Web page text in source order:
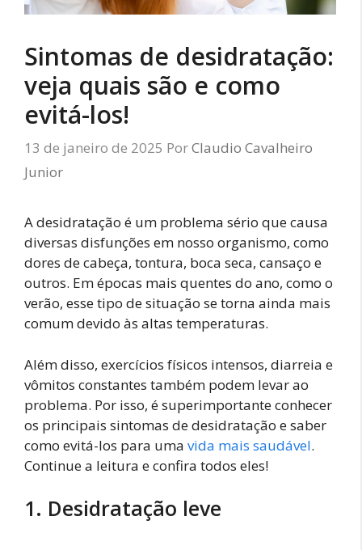
Sintomas de desidratação:
veja quais são e como
evitá-los!
13 de janeiro de 2025 PorClaudio Cavalheiro
Junior
A desidratação é um problema sério que causa
diversas disfunções em nosso organismo, como
dores de cabeça, tontura, boca seca, cansaço e
outros. Em épocas mais quentes do ano, como o
verão, esse tipo de situação se torna ainda mais
comum devido às altas temperaturas.
Além disso, exercícios físicos intensos, diarreia e
vômitos constantes também podem levar ao
problema. Por isso, é superimportante conhecer
os principais sintomas de desidratação e saber
como evitá-los para uma vida mais saudável.
Continue a leitura e confira todos eles!
1. Desidratação leve